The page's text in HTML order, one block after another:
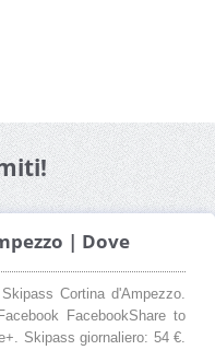
| Dove
Cortina d'Ampezzo.
FacebookShare to
Skipass giornaliero: 54 €.